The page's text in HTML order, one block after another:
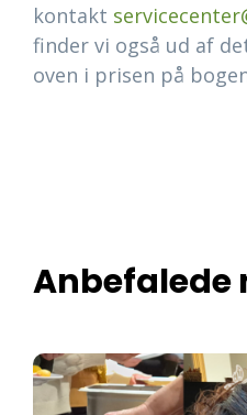
kontakt
finder vi også ud af
oven i prisen på
Anbefalede